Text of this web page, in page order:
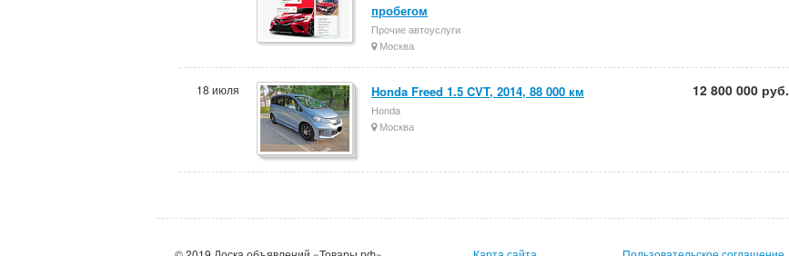
пробегом
Прочие автоуслуги
Москва
18 июля Honda Freed 1.5 CVT, 2014, 88 000 км
Honda
Москва
12 800 000 руб.